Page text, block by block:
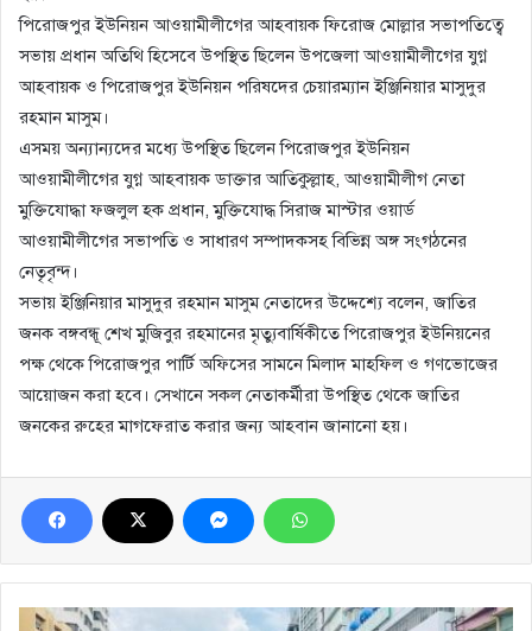
পিরোজপুর ইউনিয়ন আওয়ামীলীগের আহবায়ক ফিরোজ মোল্লার সভাপতিত্বে
সভায় প্রধান অতিথি হিসেবে উপস্থিত ছিলেন উপজেলা আওয়ামীলীগের যুগ্ন
আহবায়ক ও পিরোজপুর ইউনিয়ন পরিষদের চেয়ারম্যান ইঞ্জিনিয়ার মাসুদুর
রহমান মাসুম।
এসময় অন্যান্যদের মধ্যে উপস্থিত ছিলেন পিরোজপুর ইউনিয়ন
আওয়ামীলীগের যুগ্ন আহবায়ক ডাক্তার আতিকুল্লাহ, আওয়ামীলীগ নেতা
মুক্তিযোদ্ধা ফজলুল হক প্রধান, মুক্তিযোদ্ধ সিরাজ মাস্টার ওয়ার্ড
আওয়ামীলীগের সভাপতি ও সাধারণ সম্পাদকসহ বিভিন্ন অঙ্গ সংগঠনের
নেতৃবৃন্দ।
সভায় ইঞ্জিনিয়ার মাসুদুর রহমান মাসুম নেতাদের উদ্দেশ্যে বলেন, জাতির
জনক বঙ্গবন্ধূ শেখ মুজিবুর রহমানের মৃত্যুবার্ষিকীতে পিরোজপুর ইউনিয়নের
পক্ষ থেকে পিরোজপুর পার্টি অফিসের সামনে মিলাদ মাহফিল ও গণভোজের
আয়োজন করা হবে। সেখানে সকল নেতাকর্মীরা উপস্থিত থেকে জাতির
জনকের রুহের মাগফেরাত করার জন্য আহবান জানানো হয়।
ভোলা